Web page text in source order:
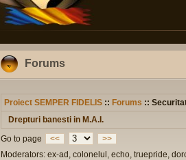
Forums
Proiect SEMPER FIDELIS :: Forums ::
Drepturi banesti in M.A.I.
Go to page
<<
>>
Moderators: ex-ad, colonelul, echo, truepride,